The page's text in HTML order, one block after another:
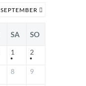
SEPTEMBER
SA SO
1 2
8 9